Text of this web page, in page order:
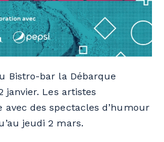
Bistro-bar la Débarque
janvier. Les artistes
avec des spectacles d’humour
jeudi 2 mars.